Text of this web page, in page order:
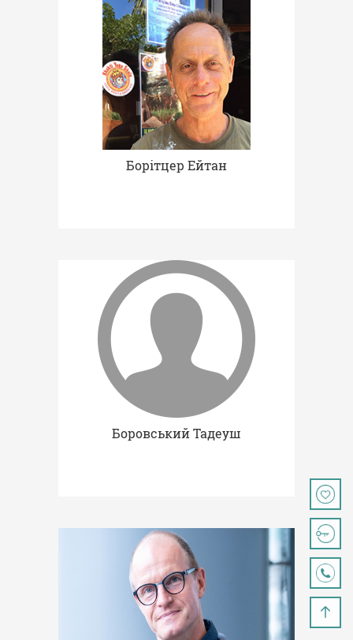
Борітцер Ейтан
Боровський Тадеуш